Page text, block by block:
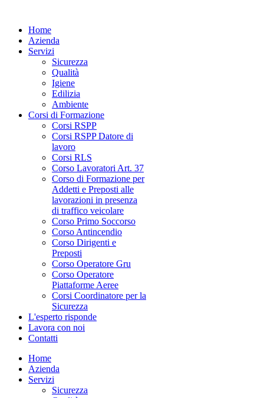
Home
Azienda
Servizi
Sicurezza
Qualità
Igiene
Edilizia
Ambiente
Corsi di Formazione
Corsi RSPP
Corsi RSPP Datore di
lavoro
Corsi RLS
Corso Lavoratori Art. 37
Corso di Formazione per
Addetti e Preposti alle
lavorazioni in presenza
di traffico veicolare
Corso Primo Soccorso
Corso Antincendio
Corso Dirigenti e
Preposti
Corso Operatore Gru
Corso Operatore
Piattaforme Aeree
Corsi Coordinatore per la
Sicurezza
L'esperto risponde
Lavora con noi
Contatti
Home
Azienda
Servizi
Sicurezza